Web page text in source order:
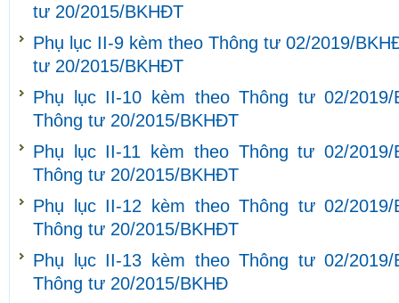
tư 20/2015/BKHĐT
Phụ lục II-9 kèm theo Thông tư 02/2019/
tư 20/2015/BKHĐT
Phụ lục II-10 kèm theo Thông tư 02/
Thông tư 20/2015/BKHĐT
Phụ lục II-11 kèm theo Thông tư 02/
Thông tư 20/2015/BKHĐT
Phụ lục II-12 kèm theo Thông tư 02/
Thông tư 20/2015/BKHĐT
Phụ lục II-13 kèm theo Thông tư 02/
Thông tư 20/2015/BKHĐ